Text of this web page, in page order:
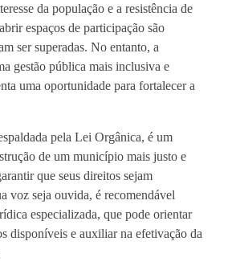
da população e a resistência de
espaços de participação são
ser superadas. No entanto, a
gestão pública mais inclusiva e
uma oportunidade para fortalecer a
pela Lei Orgânica, é um
de um município mais justo e
que seus direitos sejam
voz seja ouvida, é recomendável
especializada, que pode orientar
disponíveis e auxiliar na efetivação da